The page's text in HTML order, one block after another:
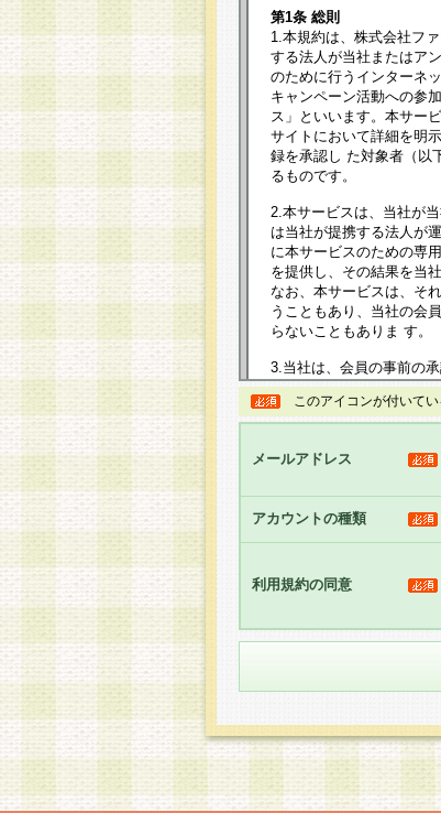
第1条 総則
1.本規約は、株式会社フ
する法人が当社またはア
のために行うインターネ
キャンペーン活動への参
ス」といいます。本サー
サイトにおいて詳細を明
録を承認し た対象者（以
るものです。
2.本サービスは、当社が
は当社が提携する法人が
に本サービスのための専
を提供し、その結果を当
なお、本サービスは、そ
うこともあり、当社の会
らないこともありま す。
3.当社は、会員の事前の
規約を任意に制定、変更
は、本規約においては本
して告知の案内を配信ま
るものとします。
5.当社がお聞きする個人
のと考えております。従
合には、当社はその個人
社の取扱商品やサービス
い。
6.当社は、お客様から当
められた場合には、ご本
せ先となります。
第2条 会員の資格
1.会員とは、本規約等を
このアイコンが付いて
メールアドレス
アカウントの種類
利用規約の同意